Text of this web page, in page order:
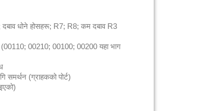
धोने होसहरू; R7; R8; कम दबाव R3
(00110; 00210; 00100; 00200 यहा भाग
समर्थन (ग्राहकको पोर्ट)